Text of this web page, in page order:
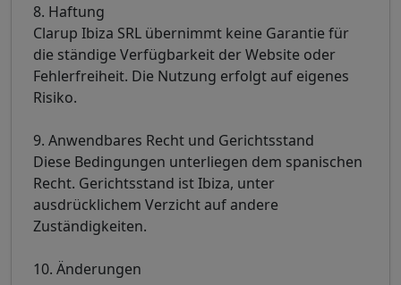
8. Haftung
Clarup Ibiza SRL übernimmt keine Garantie für
die ständige Verfügbarkeit der Website oder
Fehlerfreiheit. Die Nutzung erfolgt auf eigenes
Risiko.
9. Anwendbares Recht und Gerichtsstand
Diese Bedingungen unterliegen dem spanischen
Recht. Gerichtsstand ist Ibiza, unter
ausdrücklichem Verzicht auf andere
Zuständigkeiten.
10. Änderungen